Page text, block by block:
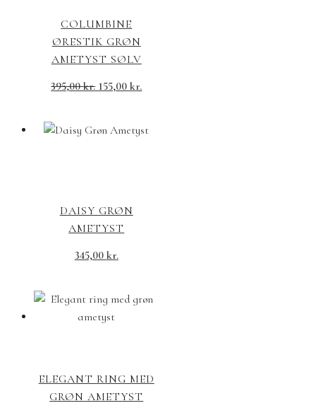
COLUMBINE
ØRESTIK GRØN
AMETYST SØLV
395,00kr. Den
155,00kr.Den
DAISY GRØN
AMETYST
345,00 kr.
ELEGANT RING MED
GRØN AMETYST